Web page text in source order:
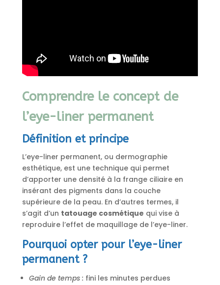
Comprendre le concept de
l’eye-liner permanent
Définition et principe
L’eye-liner permanent, ou dermographie
esthétique, est une technique qui permet
d’apporter une densité à la frange ciliaire en
insérant des pigments dans la couche
supérieure de la peau. En d’autres termes, il
s’agit d’un tatouage cosmétique qui vise à
reproduire l’effet de maquillage de l’eye-liner.
Pourquoi opter pour l’eye-liner
permanent ?
Gain de temps : fini les minutes perdues